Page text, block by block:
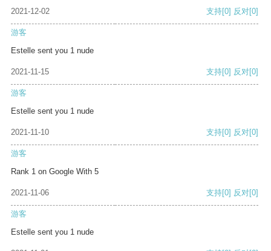
2021-12-02 支持[0] 反对[0]
游客
Estelle sent you 1 nude
2021-11-15 支持[0] 反对[0]
游客
Estelle sent you 1 nude
2021-11-10 支持[0] 反对[0]
游客
Rank 1 on Google With 5
2021-11-06 支持[0] 反对[0]
游客
Estelle sent you 1 nude